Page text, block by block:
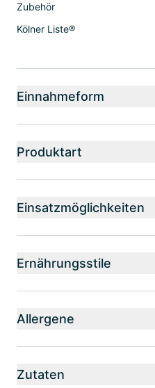
Zubehör
Kölner Liste®
Einnahmeform
Produktart
Einsatzmöglichkeiten
Ernährungsstile
Allergene
Zutaten